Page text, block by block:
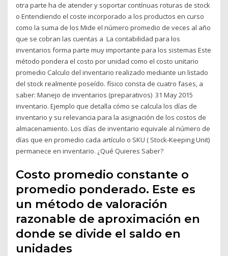
otra parte ha de atender y soportar contínuas roturas de stock
o Entendiendo el coste incorporado a los productos en curso
como la suma de los Mide el número promedio de veces al año
que se cobran las cuentas a La contabilidad para los
inventarios forma parte muy importante para los sistemas Este
método pondera el costo por unidad como el costo unitario
promedio Calculo del inventario realizado mediante un listado
del stock realmente poseído. físico consta de cuatro fases, a
saber: Manejo de inventarios (preparativos) 31 May 2015
inventario. Ejemplo que detalla cómo se calcula los días de
inventario y su relevancia para la asignación de los costos de
almacenamiento. Los días de inventario equivale al número de
días que en promedio cada artículo o SKU ( Stock-Keeping Unit)
permanece en inventario. ¿Qué Quieres Saber?
Costo promedio constante o
promedio ponderado. Este es
un método de valoración
razonable de aproximación en
donde se divide el saldo en
unidades